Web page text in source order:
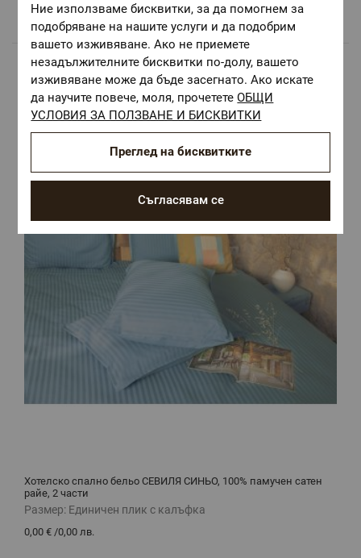
Цветове и десени за всеки вкус и стил
Популярни в тази категория
Хотелско спално бельо СЕВИЛЯ СИНЬО, 100% памучен сатен
райе, 2 части
Размер: Единичен плик с калъфка
0,00 € /0,00 лв.
Ние използваме бисквитки, за да помогнем за
подобряване на нашите услуги и да подобрим
вашето изживяване. Ако не приемете
незадължителните бисквитки по-долу, вашето
изживяване може да бъде засегнато. Ако искате
да научите повече, моля, прочететеОБЩИ
УСЛОВИЯ ЗА ПОЛЗВАНЕ И БИСКВИТКИ
Съгласявам се
Преглед на бисквитките